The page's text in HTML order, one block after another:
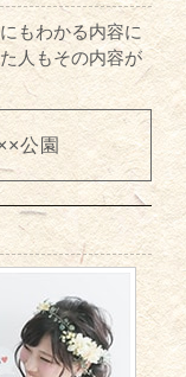
もわかる内容に
人もその内容が
公園